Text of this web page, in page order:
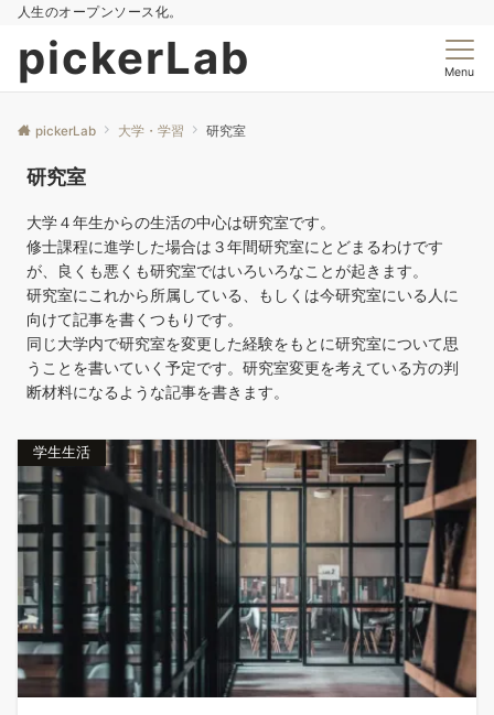
人生のオープンソース化。
pickerLab Menu
pickerLab 大学・学習 研究室
研究室
大学４年生からの生活の中心は研究室です。
修士課程に進学した場合は３年間研究室にとどまるわけです
が、良くも悪くも研究室ではいろいろなことが起きます。
研究室にこれから所属している、もしくは今研究室にいる人に
向けて記事を書くつもりです。
同じ大学内で研究室を変更した経験をもとに研究室について思
うことを書いていく予定です。研究室変更を考えている方の判
断材料になるような記事を書きます。
学生生活